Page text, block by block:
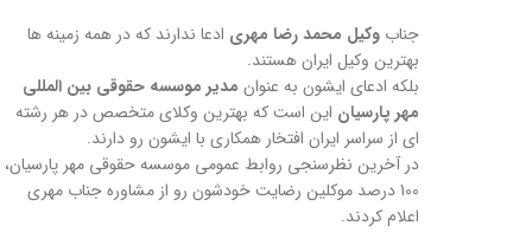
جناب وکیل محمد رضا مهری ادعا ندارند که در همه زمینه ها
بهترین وکیل ایران هستند.
بلکه ادعای ایشون به عنوان مدیر موسسه حقوقی بین المللی
مهر پارسیان این است که بهترین وکلای متخصص در هر رشته
ای از سراسر ایران افتخار همکاری با ایشون رو دارند.
در آخرین نظرسنجی روابط عمومی موسسه حقوقی مهر پارسیان،
100 درصد موکلین رضایت خودشون رو از مشاوره جناب مهری
اعلام کردند.